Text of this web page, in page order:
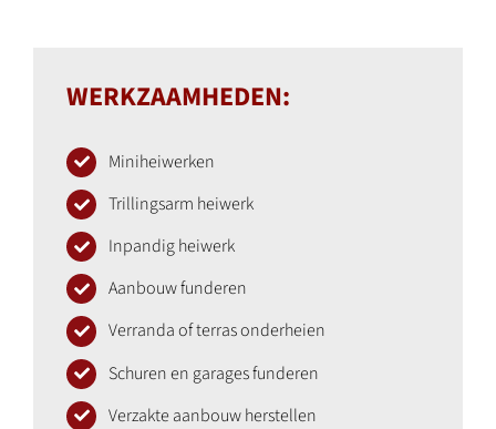
WERKZAAMHEDEN:
Miniheiwerken
Trillingsarm heiwerk
Inpandig heiwerk
Aanbouw funderen
Verranda of terras onderheien
Schuren en garages funderen
Verzakte aanbouw herstellen